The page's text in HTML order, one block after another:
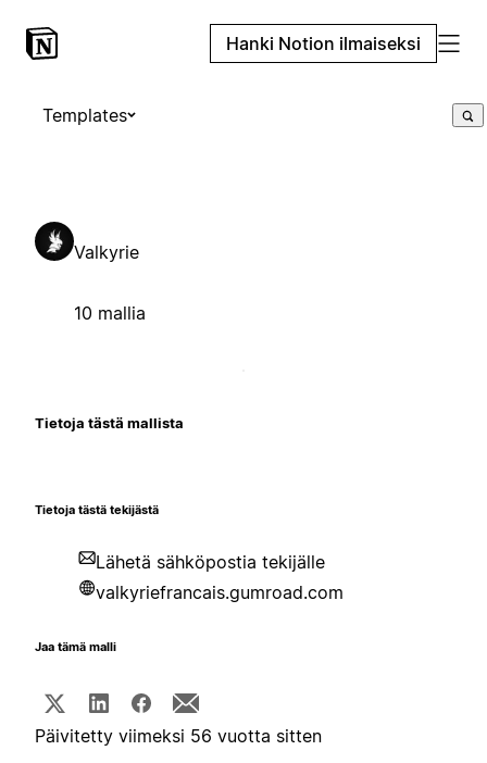
Hanki Notion ilmaiseksi
Templates
Valkyrie
10 mallia
Tietoja tästä mallista
Tietoja tästä tekijästä
Lähetä sähköpostia tekijälle
valkyriefrancais.gumroad.com
Jaa tämä malli
Päivitetty viimeksi 56 vuotta sitten